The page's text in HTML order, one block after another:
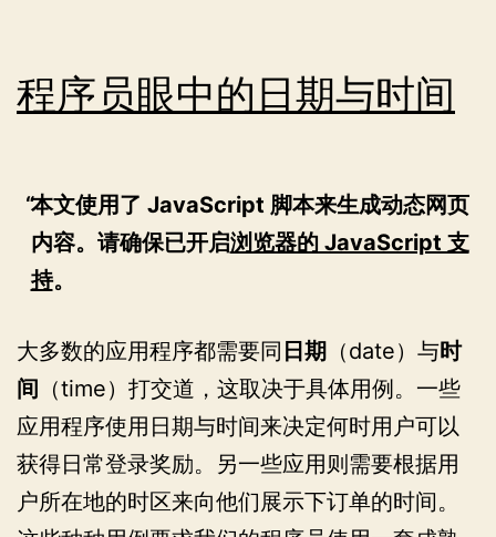
志
堆
程序员眼中的日期与时间
本文使用了 JavaScript 脚本来生成动态网页
内容。请确保已开启浏览器的 JavaScript 支
持。
大多数的应用程序都需要同 日期 （date）与时
间 （time）打交道，这取决于具体用例。一些
应用程序使用日期与时间来决定何时用户可以
获得日常登录奖励。另一些应用则需要根据用
户所在地的时区来向他们展示下订单的时间。